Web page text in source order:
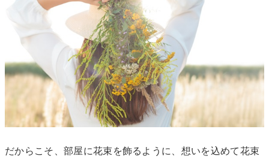
だからこそ、部屋に花束を飾るように、想いを込めて花束